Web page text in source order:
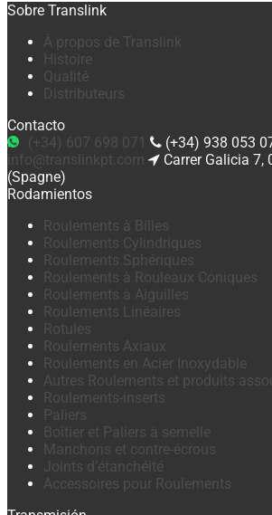
Sobre Translink
À propos de Translink
Histoire
Qualité
Distributeurs
Contacto
(+34) 607 698 071
(+34) 938 053
info@translinkpt.com
Carrer Galicia 7,
(Spagne)
Rodamientos
Roulements à Billes
Roulements Cylindriques
Roulements Sphériques
Roulements à Rouleaux Coniques
Roulements à Aiguilles
Roulements Linéaires
Rotules
Roulements Axiaux
Roulements en Acier Inoxydable
Autres Roulements et produits
Roulements-inserts
Paliers
Boîtier et Paliers à semelle
Manchons et contre-écrous
Joints d’étanchéité
Accessoires pour Roulements